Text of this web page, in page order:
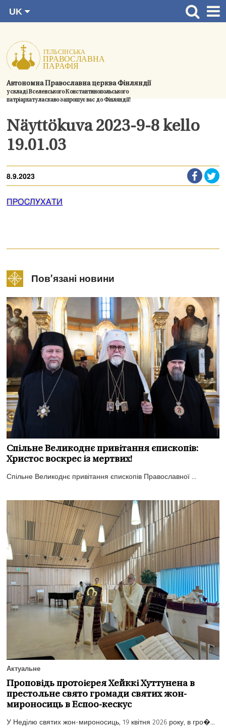
змісту.
Автономна Православна церква Фінляндії
у складі Вселенського Константинопольського
патріархату ласкаво запрошує вас до Фінляндії!
UK
SV
EN
Новини
Церкви
Богослужіння
Контактна інформація
Näyttökuva 2023-9-8 kello
19.01.03
8.9.2023
ПРОСЛУХАТИ
Пов’язані новини
Спільне Великоднє привітання єпископів:
Христос воскрес із мертвих!
Спільне Великоднє привітання єпископів Православної ...
Актуальне
Проповідь протоієрея Хейккі Хуттунена в
престольне свято громади святих жон-
мироносиць в Еспоо-кескус
У Неділю святих жон-мироносиць, 19 квітня 2026 року, в гро�...